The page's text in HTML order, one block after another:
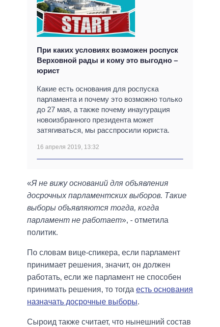
При каких условиях возможен роспуск
Верховной рады и кому это выгодно –
юрист
Какие есть основания для роспуска
парламента и почему это возможно только
до 27 мая, а также почему инаугурация
новоизбранного президента может
затягиваться, мы расспросили юриста.
16 апреля 2019, 13:32
«Я не вижу оснований для объявления
досрочных парламентских выборов. Такие
выборы объявляются тогда, когда
парламент не работает», - отметила
политик.
По словам вице-спикера, если парламент
принимает решения, значит, он должен
работать, если же парламент не способен
принимать решения, то тогда есть основания
назначать досрочные выборы.
Сыроид также считает, что нынешний состав